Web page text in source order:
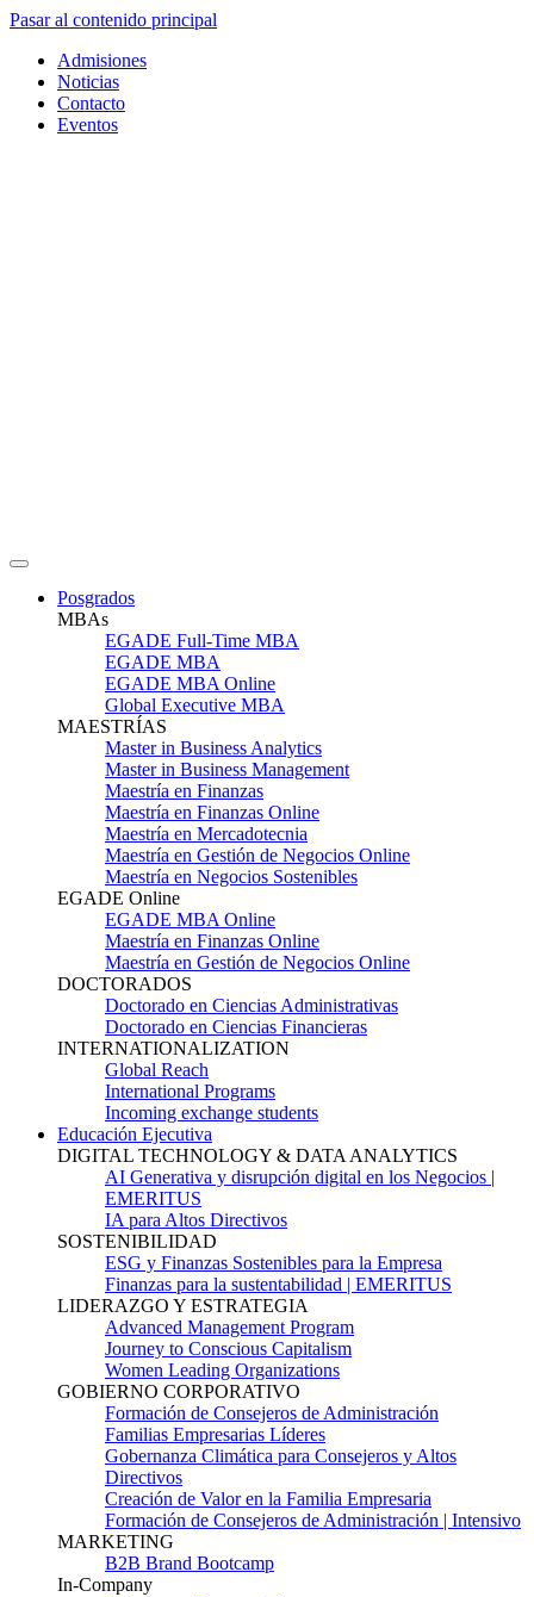
Pasar al contenido principal
Admisiones
Noticias
Contacto
Eventos
Posgrados
MBAs
EGADE Full-Time MBA
EGADE MBA
EGADE MBA Online
Global Executive MBA
MAESTRÍAS
Master in Business Analytics
Master in Business Management
Maestría en Finanzas
Maestría en Finanzas Online
Maestría en Mercadotecnia
Maestría en Gestión de Negocios Online
Maestría en Negocios Sostenibles
EGADE Online
EGADE MBA Online
Maestría en Finanzas Online
Maestría en Gestión de Negocios Online
DOCTORADOS
Doctorado en Ciencias Administrativas
Doctorado en Ciencias Financieras
INTERNATIONALIZATION
Global Reach
International Programs
Incoming exchange students
Educación Ejecutiva
DIGITAL TECHNOLOGY & DATA ANALYTICS
AI Generativa y disrupción digital en los Negocios |
EMERITUS
IA para Altos Directivos
SOSTENIBILIDAD
ESG y Finanzas Sostenibles para la Empresa
Finanzas para la sustentabilidad | EMERITUS
LIDERAZGO Y ESTRATEGIA
Advanced Management Program
Journey to Conscious Capitalism
Women Leading Organizations
GOBIERNO CORPORATIVO
Formación de Consejeros de Administración
Familias Empresarias Líderes
Gobernanza Climática para Consejeros y Altos
Directivos
Creación de Valor en la Familia Empresaria
Formación de Consejeros de Administración | Intensivo
MARKETING
B2B Brand Bootcamp
In-Company